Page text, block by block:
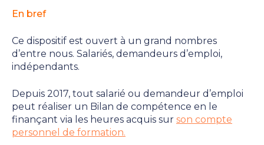
En bref
Ce dispositif est ouvert à un grand nombres
d’entre nous. Salariés, demandeurs d’emploi,
indépendants.
Depuis 2017, tout salarié ou demandeur d’emploi
peut réaliser un Bilan de compétence en le
finançant via les heures acquis sur son compte
personnel de formation.